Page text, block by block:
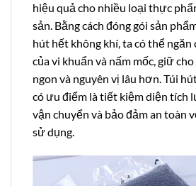
hiệu quả cho nhiều loại thực
sản. Bằng cách đóng gói sản
hút hết không khí, ta có thể ngăn
của vi khuẩn và nấm mốc, giữ
ngon và nguyên vị lâu hơn. Túi
có ưu điểm là tiết kiệm diện tích
vận chuyển và bảo đảm an toàn
sử dụng.